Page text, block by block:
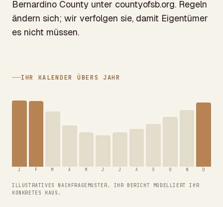
Bernardino County unter countyofsb.org. Regeln
ändern sich; wir verfolgen sie, damit Eigentümer
es nicht müssen.
IHR KALENDER ÜBERS JAHR
J F M A M J J A S O N D
ILLUSTRATIVES NACHFRAGEMUSTER. IHR BERICHT MODELLIERT IHR
KONKRETES HAUS.